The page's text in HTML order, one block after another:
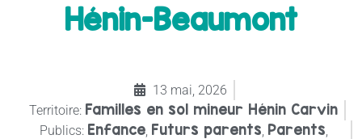
Hénin-Beaumont
13 mai, 2026
Territoire: Familles en sol mineur Hénin Carvin
Publics: Enfance, Futurs parents Parents